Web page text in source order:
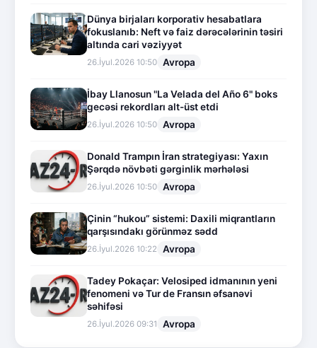
Dünya birjaları korporativ hesabatlara
fokuslanıb: Neft və faiz dərəcələrinin təsiri
altında cari vəziyyət
26.İyul.2026 10:50 Avropa
İbay Llanosun "La Velada del Año 6" boks
gecəsi rekordları alt-üst etdi
26.İyul.2026 10:50 Avropa
Donald Trampın İran strategiyası: Yaxın
Şərqdə növbəti gərginlik mərhələsi
26.İyul.2026 10:50 Avropa
Çinin “hukou” sistemi: Daxili miqrantların
qarşısındakı görünməz sədd
26.İyul.2026 10:22 Avropa
Tadey Pokaçar: Velosiped idmanının yeni
fenomeni və Tur de Fransın əfsanəvi
səhifəsi
26.İyul.2026 09:31 Avropa